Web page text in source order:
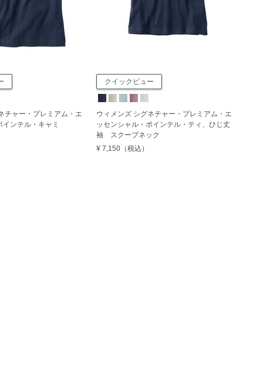
チャー・プレミアム・エ
ンテル・キャミ
クイックビュー
ウィメンズ シグネチャー・プレミアム・エ
ッセンシャル・ポインテル・ティ、ひじ丈
袖 スクープネック
¥ 7,150 （税込）